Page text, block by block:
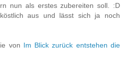
nun als erstes zubereiten soll. :D
aus und lässt sich ja noch
von Im Blick zurück entstehen die